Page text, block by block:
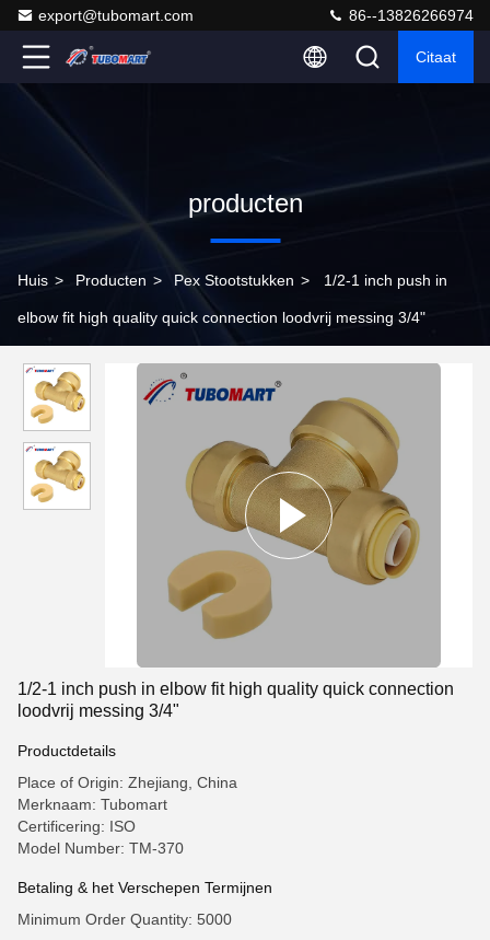
export@tubomart.com 86--13826266974
Citaat
producten
Huis > Producten > Pex Stootstukken > 1/2-1 inch push in
elbow fit high quality quick connection loodvrij messing 3/4"
1/2-1 inch push in elbow fit high quality quick connection
loodvrij messing 3/4"
Productdetails
Place of Origin: Zhejiang, China
Merknaam: Tubomart
Certificering: ISO
Model Number: TM-370
Betaling & het Verschepen Termijnen
Minimum Order Quantity: 5000